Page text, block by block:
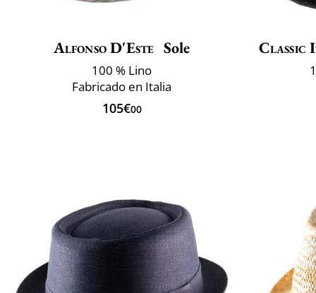
Alfonso D'Este Sole
100 % Lino
Fabricado en Italia
105€00
Classic